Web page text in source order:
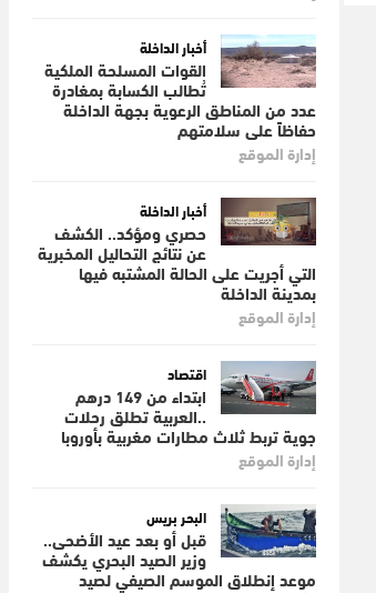
أخبار الداخلة
القوات المسلحة الملكية
تُطالب الكسابة بمغادرة
عدد من المناطق الرعوية بجهة الداخلة
حفاظاً على سلامتهم
إدارة الموقع
أخبار الداخلة
حصري ومؤكد.. الكشف
عن نتائج التحاليل المخبرية
التي أجريت على الحالة المشتبه فيها
بمدينة الداخلة
إدارة الموقع
اقتصاد
ابتداء من 149 درهم
..العربية تطلق رحلات
جوية تربط ثلاث مطارات مغربية بأوروبا
إدارة الموقع
البحر بريس
قبل أو بعد عيد الأضحى..
وزير الصيد البحري يكشف
موعد إنطلاق الموسم الصيفي لصيد